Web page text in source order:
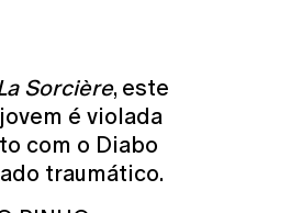
Sorcière, este
é violada
com o Diabo
traumático.